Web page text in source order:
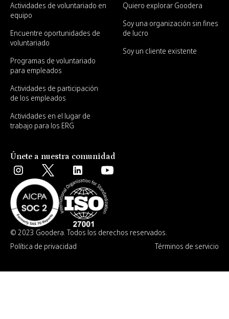
Actividades de voluntariado en
equipo
Encuentre oportunidades de
voluntariado
Programas de voluntariado
para empleados
Actividades de participación
de los empleados
Actividades en el lugar de
trabajo para los ERG
Quiero explorar Goodera
Soy una organización sin fines
de lucro
Soy un cliente existente
Únete a nuestra comunidad
© 2023 Goodera. Todos los derechos reservados.
Política de privacidad
Términos de servicio